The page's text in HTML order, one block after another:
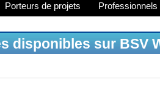
Porteurs de projets
disponibles sur BSV